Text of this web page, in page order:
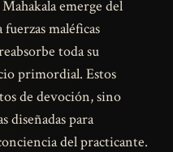
emerge del
maléficas
toda su
primordial. Estos
de devoción, sino
diseñadas para
del practicante.